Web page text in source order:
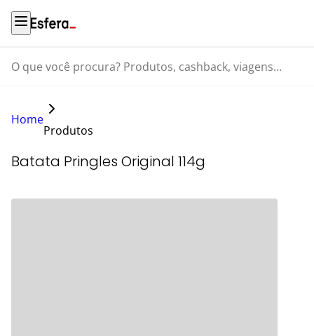
O que você procura? Produtos, cashback, viagens...
Home
Produtos
Batata Pringles Original 114g